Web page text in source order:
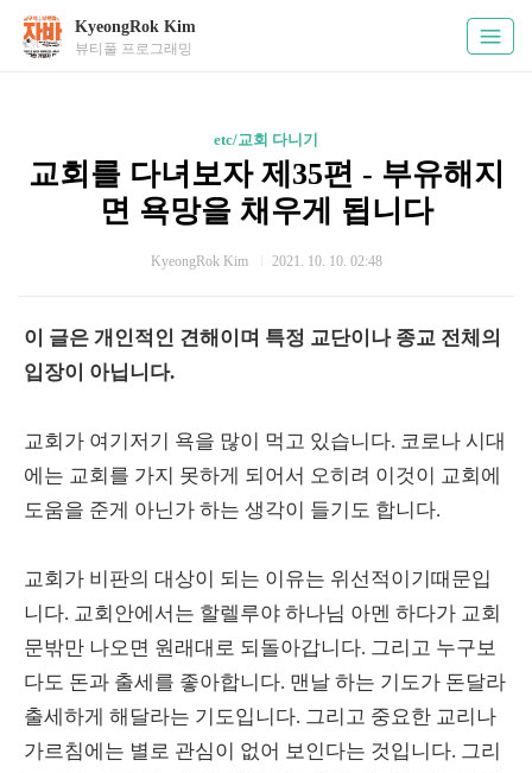
KyeongRok Kim
뷰티풀 프로그래밍
etc/교회 다니기
교회를 다녀보자 제35편 - 부유해지
면 욕망을 채우게 됩니다
KyeongRok Kim 2021. 10. 10. 02:48
이 글은 개인적인 견해이며 특정 교단이나 종교 전체의
입장이 아닙니다.
교회가 여기저기 욕을 많이 먹고 있습니다. 코로나 시대
에는 교회를 가지 못하게 되어서 오히려 이것이 교회에
도움을 준게 아닌가 하는 생각이 들기도 합니다.
교회가 비판의 대상이 되는 이유는 위선적이기때문입
니다. 교회안에서는 할렐루야 하나님 아멘 하다가 교회
문밖만 나오면 원래대로 되돌아갑니다. 그리고 누구보
다도 돈과 출세를 좋아합니다. 맨날 하는 기도가 돈달라
출세하게 해달라는 기도입니다. 그리고 중요한 교리나
가르침에는 별로 관심이 없어 보인다는 것입니다. 그리